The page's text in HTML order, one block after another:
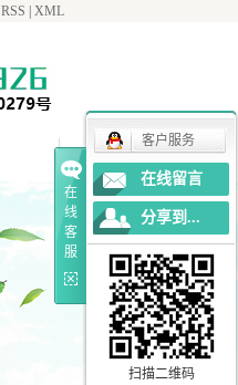
RSS XML
在
线
客
服
客户服务
在线留言
分享到...
扫描二维码